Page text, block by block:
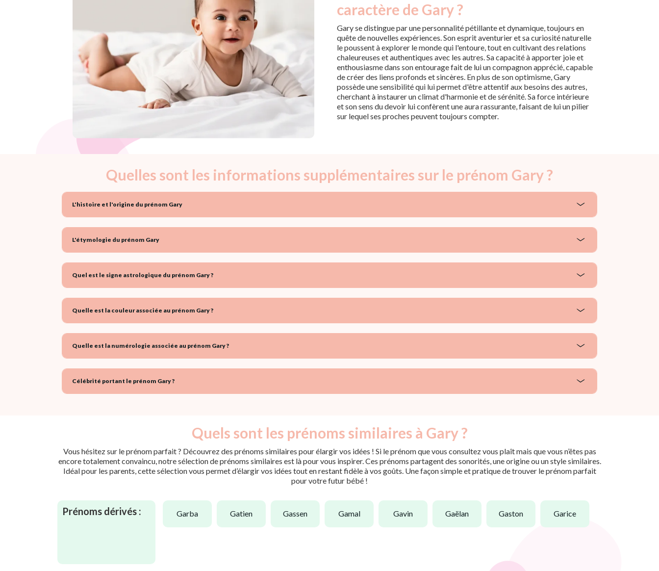
caractère de Gary ?
Gary se distingue par une personnalité pétillante et dynamique, toujours en
quête de nouvelles expériences. Son esprit aventurier et sa curiosité naturelle
le poussent à explorer le monde qui l'entoure, tout en cultivant des relations
chaleureuses et authentiques avec les autres. Sa capacité à apporter joie et
enthousiasme dans son entourage fait de lui un compagnon apprécié, capable
de créer des liens profonds et sincères. En plus de son optimisme, Gary
possède une sensibilité qui lui permet d'être attentif aux besoins des autres,
cherchant à instaurer un climat d'harmonie et de sérénité. Sa force intérieure
et son sens du devoir lui confèrent une aura rassurante, faisant de lui un pilier
sur lequel ses proches peuvent toujours compter.
Quelles sont les informations supplémentaires sur le prénom Gary ?
L'histoire et l'origine du prénom Gary
L'étymologie du prénom Gary
Quel est le signe astrologique du prénom Gary ?
Quelle est la couleur associée au prénom Gary ?
Quelle est la numérologie associée au prénom Gary ?
Célébrité portant le prénom Gary ?
Quels sont les prénoms similaires à Gary ?
Vous hésitez sur le prénom parfait ? Découvrez des prénoms similaires pour élargir vos idées ! Si le prénom que vous consultez vous plaît mais que vous n’êtes pas
encore totalement convaincu, notre sélection de prénoms similaires est là pour vous inspirer. Ces prénoms partagent des sonorités, une origine ou un style similaires.
Idéal pour les parents, cette sélection vous permet d’élargir vos idées tout en restant fidèle à vos goûts. Une façon simple et pratique de trouver le prénom parfait
pour votre futur bébé !
Prénoms dérivés : garba gatien gassen gamal gavin gaëlan gaston garice